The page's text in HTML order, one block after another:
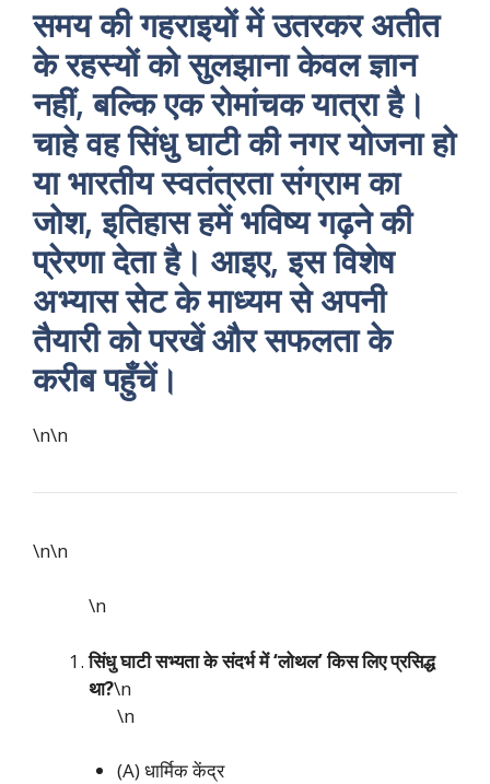
समय की गहराइयों में उतरकर अतीत
के रहस्यों को सुलझाना केवल ज्ञान
नहीं, बल्कि एक रोमांचक यात्रा है।
चाहे वह सिंधु घाटी की नगर योजना हो
या भारतीय स्वतंत्रता संग्राम का
जोश, इतिहास हमें भविष्य गढ़ने की
प्रेरणा देता है। आइए, इस विशेष
अभ्यास सेट के माध्यम से अपनी
तैयारी को परखें और सफलता के
करीब पहुँचें।
\n\n
\n\n
\n
सिंधु घाटी सभ्यता के संदर्भ में ‘लोथल’ किस लिए प्रसिद्ध
था?\n
\n
(A) धार्मिक केंद्र